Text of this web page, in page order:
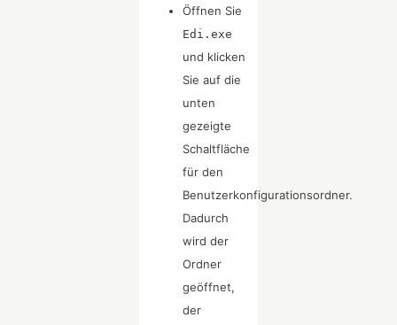
Öffnen Sie
Edi.exe
und klicken
Sie auf die
unten
gezeigte
Schaltfläche
für den
Benutzerkonfigurationsordner.
Dadurch
wird der
Ordner
geöffnet,
der